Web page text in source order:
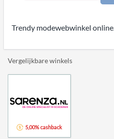
Trendy modewebwinkel online.
Vergelijkbare winkels
5,00% cashback